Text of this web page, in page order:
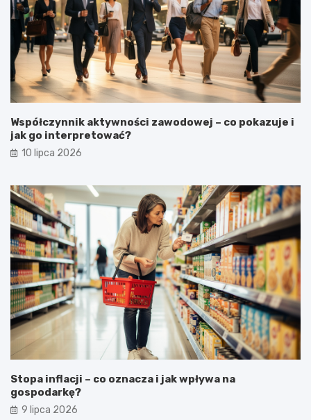
Współczynnik aktywności zawodowej – co pokazuje i
jak go interpretować?
10 lipca 2026
Stopa inflacji – co oznacza i jak wpływa na
gospodarkę?
9 lipca 2026